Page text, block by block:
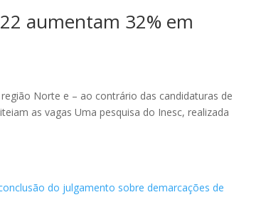
aumentam 32% em
Norte e – ao contrário das candidaturas de
as vagas Uma pesquisa do Inesc, realizada